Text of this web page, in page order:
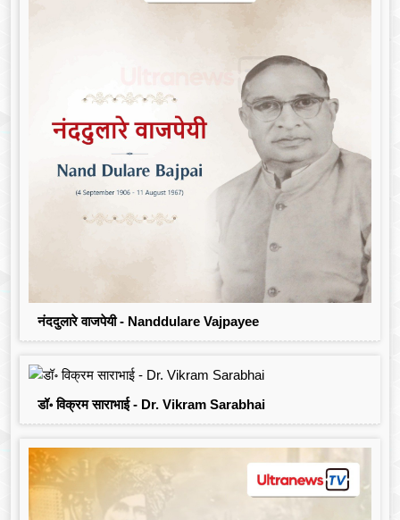
नंददुलारे वाजपेयी - Nanddulare Vajpayee
डॉ॰ विक्रम साराभाई - Dr. Vikram Sarabhai